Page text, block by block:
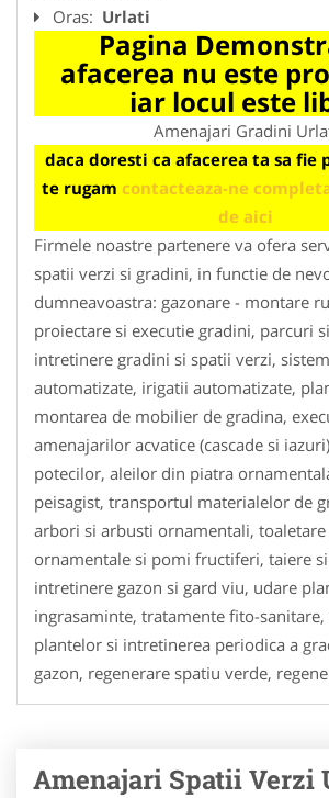
Oras: Urlati
Pagina
afacerea nu este
iar locul este
Amenajari Gradini
daca doresti ca afacerea ta sa fie
te rugam contacteaza-ne
de aici
Firmele noastre partenere va ofera
spatii verzi si gradini, in functie de
dumneavoastra: gazonare - montare
proiectare si executie gradini, parcuri
intretinere gradini si spatii verzi,
automatizate, irigatii automatizate,
montarea de mobilier de gradina,
amenajarilor acvatice (cascade si
potecilor, aleilor din piatra
peisagist, transportul materialelor de
arbori si arbusti ornamentali,
ornamentale si pomi fructiferi, taiere
intretinere gazon si gard viu, udare
ingrasaminte, tratamente fito-
plantelor si intretinerea periodica a
gazon, regenerare spatiu verde,
Amenajari Spatii Verzi